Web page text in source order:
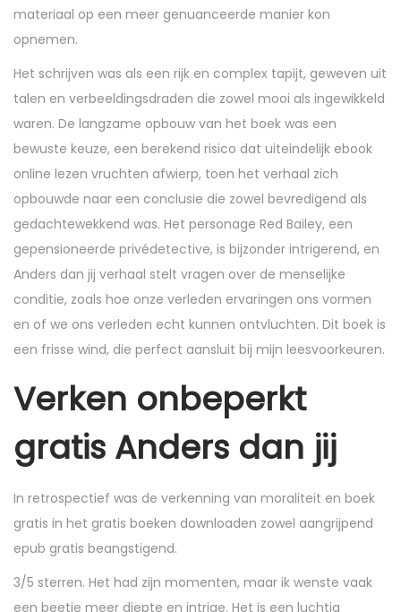
materiaal op een meer genuanceerde manier kon
opnemen.
Het schrijven was als een rijk en complex tapijt, geweven uit
talen en verbeeldingsdraden die zowel mooi als ingewikkeld
waren. De langzame opbouw van het boek was een
bewuste keuze, een berekend risico dat uiteindelijk ebook
online lezen vruchten afwierp, toen het verhaal zich
opbouwde naar een conclusie die zowel bevredigend als
gedachtewekkend was. Het personage Red Bailey, een
gepensioneerde privédetective, is bijzonder intrigerend, en
Anders dan jij verhaal stelt vragen over de menselijke
conditie, zoals hoe onze verleden ervaringen ons vormen
en of we ons verleden echt kunnen ontvluchten. Dit boek is
een frisse wind, die perfect aansluit bij mijn leesvoorkeuren.
Verken onbeperkt
gratis Anders dan jij
In retrospectief was de verkenning van moraliteit en boek
gratis in het gratis boeken downloaden zowel aangrijpend
epub gratis beangstigend.
3/5 sterren. Het had zijn momenten, maar ik wenste vaak
een beetje meer diepte en intrige. Het is een luchtig